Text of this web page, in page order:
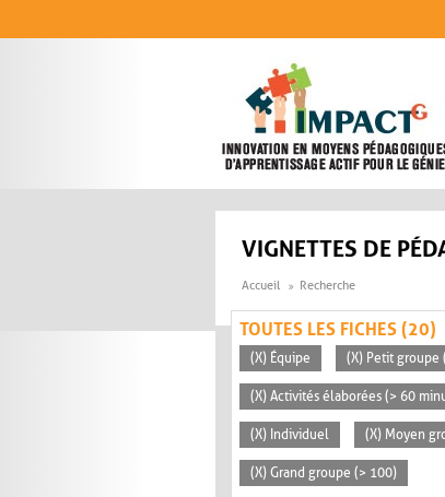
VIGNETTES DE
Accueil Recherche
TOUTES LES FICHES (20)
(X) Équipe (X) Petit groupe
(X) Activités élaborées (> 60
(X) Individuel (X) Moyen
(X) Grand groupe (> 100)